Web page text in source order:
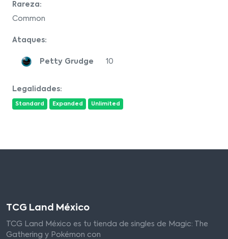
Rareza:
Common
Ataques:
Petty Grudge 10
Legalidades:
Standard Expanded Unlimited
TCG Land México
TCG Land México es tu tienda de singles de Magic: The
Gathering y Pokémon con